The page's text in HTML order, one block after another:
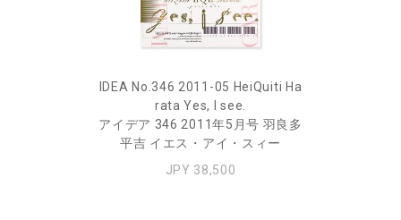
IDEA No.346 2011-05 HeiQuiti Ha
rata Yes, I see.
アイデア 346 2011年5月号 羽良多
平吉 イエス・アイ・スィー
JPY 38,500